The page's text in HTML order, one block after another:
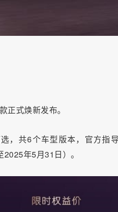
正式焕新发布。
，共6个车型版本，官方指
年5月31日）。